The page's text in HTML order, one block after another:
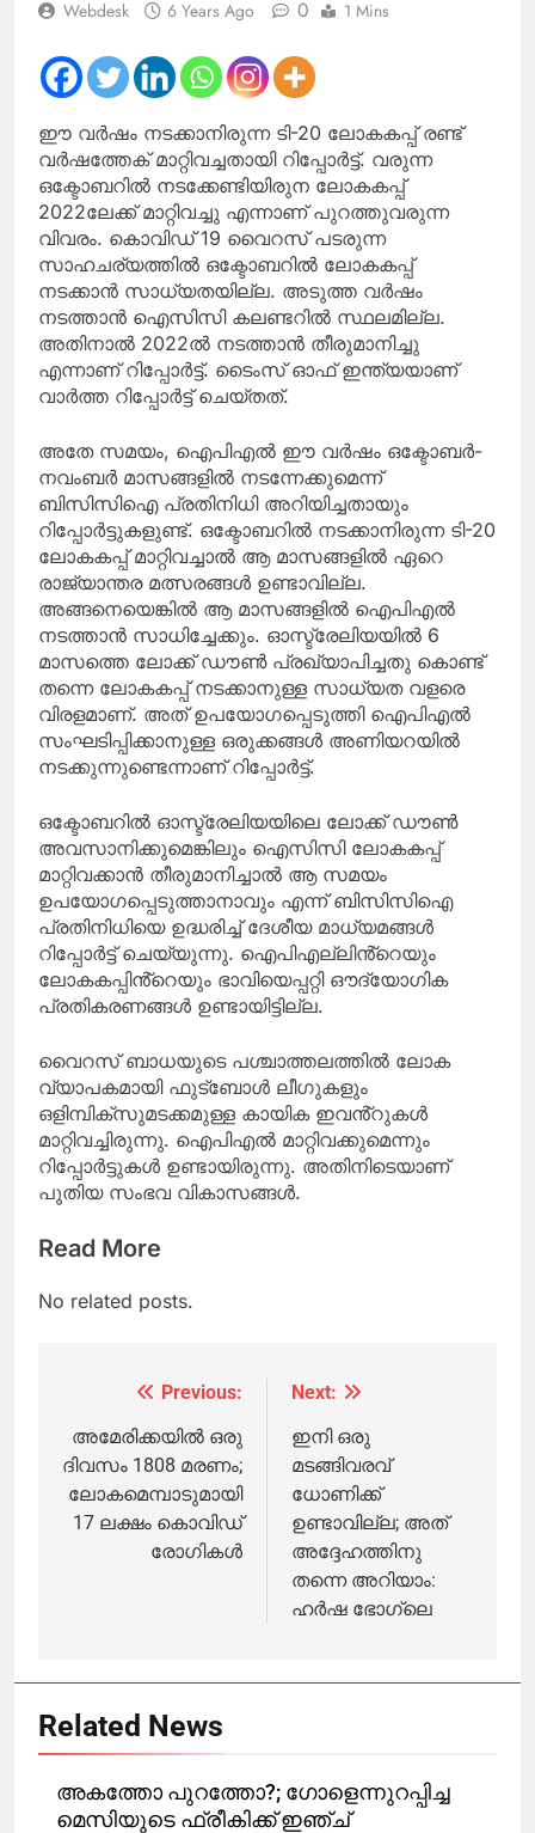
Webdesk 6 Years Ago 0 1 Mins
ഈ വർഷം നടക്കാനിരുന്ന ടി-20 ലോകകപ്പ് രണ്ട്
വർഷത്തേക് മാറ്റിവച്ചതായി റിപ്പോർട്ട്. വരുന്ന
ഒക്ടോബറിൽ നടക്കേണ്ടിയിരുന ലോകകപ്പ്
2022ലേക്ക് മാറ്റിവച്ചു എന്നാണ് പുറത്തുവരുന്ന
വിവരം. കൊവിഡ് 19 വൈറസ് പടരുന്ന
സാഹചര്യത്തിൽ ഒക്ടോബറിൽ ലോകകപ്പ്
നടക്കാൻ സാധ്യതയില്ല. അടുത്ത വർഷം
നടത്താൻ ഐസിസി കലണ്ടറിൽ സ്ഥലമില്ല.
അതിനാൽ 2022ൽ നടത്താൻ തീരുമാനിച്ചു
എന്നാണ് റിപ്പോർട്ട്. ടൈംസ് ഓഫ് ഇന്ത്യയാണ്
വാർത്ത റിപ്പോർട്ട് ചെയ്തത്.
അതേ സമയം, ഐപിഎൽ ഈ വർഷം ഒക്ടോബർ-
നവംബർ മാസങ്ങളിൽ നടന്നേക്കുമെന്ന്
ബിസിസിഐ പ്രതിനിധി അറിയിച്ചതായും
റിപ്പോർട്ടുകളുണ്ട്. ഒക്ടോബറിൽ നടക്കാനിരുന്ന ടി-20
ലോകകപ്പ് മാറ്റിവച്ചാൽ ആ മാസങ്ങളിൽ ഏറെ
രാജ്യാന്തര മത്സരങ്ങൾ ഉണ്ടാവില്ല.
അങ്ങനെയെങ്കിൽ ആ മാസങ്ങളിൽ ഐപിഎൽ
നടത്താൻ സാധിച്ചേക്കും. ഓസ്ട്രേലിയയിൽ 6
മാസത്തെ ലോക്ക് ഡൗൺ പ്രഖ്യാപിച്ചതു കൊണ്ട്
തന്നെ ലോകകപ്പ് നടക്കാനുള്ള സാധ്യത വളരെ
വിരളമാണ്. അത് ഉപയോഗപ്പെടുത്തി ഐപിഎൽ
സംഘടിപ്പിക്കാനുള്ള ഒരുക്കങ്ങൾ അണിയറയിൽ
നടക്കുന്നുണ്ടെന്നാണ് റിപ്പോർട്ട്.
ഒക്ടോബറിൽ ഓസ്ട്രേലിയയിലെ ലോക്ക് ഡൗൺ
അവസാനിക്കുമെങ്കിലും ഐസിസി ലോകകപ്പ്
മാറ്റിവക്കാൻ തീരുമാനിച്ചാൽ ആ സമയം
ഉപയോഗപ്പെടുത്താനാവും എന്ന് ബിസിസിഐ
പ്രതിനിധിയെ ഉദ്ധരിച്ച് ദേശീയ മാധ്യമങ്ങൾ
റിപ്പോർട്ട് ചെയ്യുന്നു. ഐപിഎല്ലിൻ്റെയും
ലോകകപ്പിൻ്റെയും ഭാവിയെപ്പറ്റി ഔദ്യോഗിക
പ്രതികരണങ്ങൾ ഉണ്ടായിട്ടില്ല.
വൈറസ് ബാധയുടെ പശ്ചാത്തലത്തിൽ ലോക
വ്യാപകമായി ഫുട്ബോൾ ലീഗുകളും
ഒളിമ്പിക്സുമടക്കമുള്ള കായിക ഇവൻ്റുകൾ
മാറ്റിവച്ചിരുന്നു. ഐപിഎൽ മാറ്റിവക്കുമെന്നും
റിപ്പോർട്ടുകൾ ഉണ്ടായിരുന്നു. അതിനിടെയാണ്
പുതിയ സംഭവ വികാസങ്ങൾ.
Read More
No related posts.
navigation
Previous:
അമേരിക്കയിൽ ഒരു
ദിവസം 1808 മരണം;
ലോകമെമ്പാടുമായി
17 ലക്ഷം കൊവിഡ്
രോഗികൾ
Next:
ഇനി ഒരു
മടങ്ങിവരവ്
ധോണിക്ക്
ഉണ്ടാവില്ല; അത്
അദ്ദേഹത്തിനു
തന്നെ അറിയാം:
ഹർഷ ഭോഗ്‌ലെ
Related News
അകത്തോ പുറത്തോ?; ഗോളെന്നുറപ്പിച്ച
മെസിയുടെ ഫ്രീകിക്ക് ഇഞ്ച്